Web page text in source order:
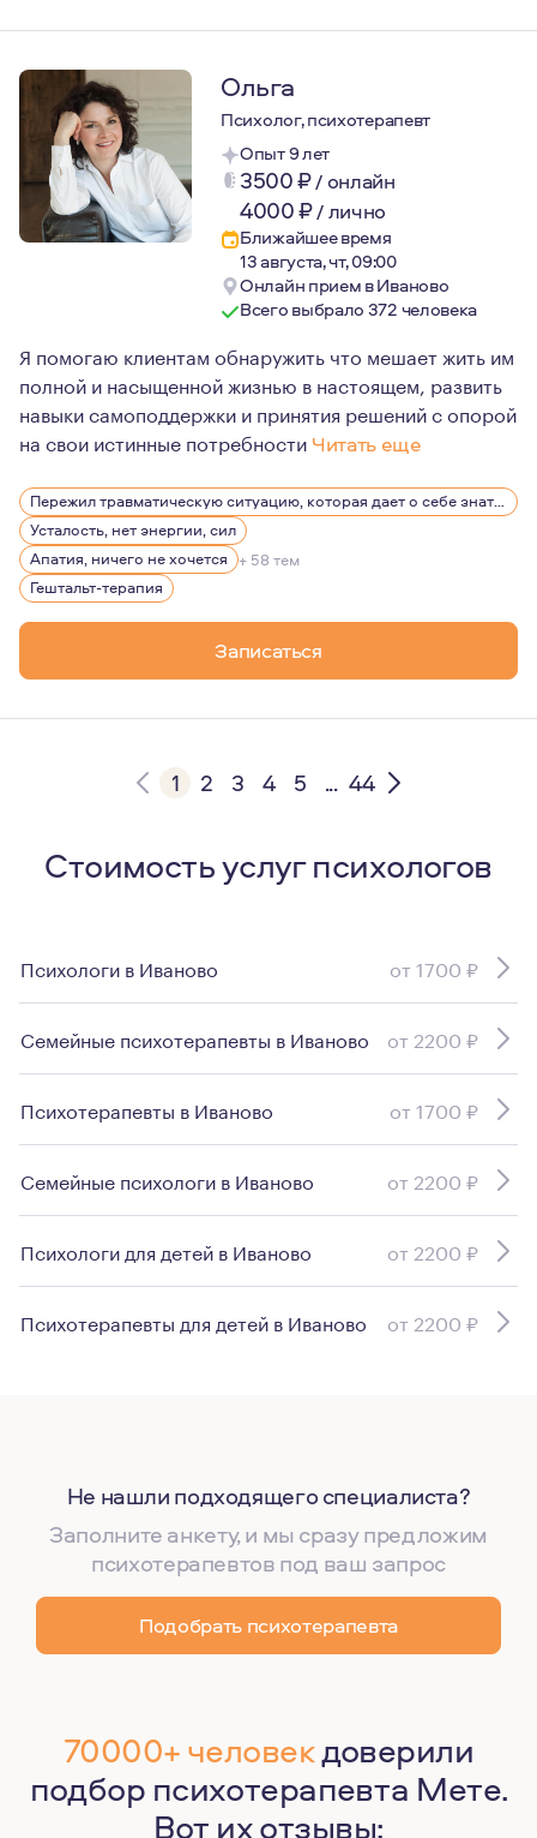
Ольга
Психолог, психотерапевт
Опыт 9 лет
3500₽/ онлайн
4000₽/лично
Ближайшее время
13 августа, чт, 09:00
Онлайн прием в Иваново
Всего выбрало 372 человека
Я помогаю клиентам обнаружить что мешает жить им
полной и насыщенной жизнью в настоящем, развить
навыки самоподдержки и принятия решений с опорой
на свои истинные потребности Читать еще
Интерес к психологии у меня был всегда сколько я
Психотерапия для меня - бесконечный источник
Пережил травматическую ситуацию, которая дает о себе знать, беспокоит, вызывает эмоции
Усталость, нет энергии, сил
Апатия, ничего не хочется + 58 тем
Гештальт-терапия
Записаться
1 2 3 4 5 ... 44
Стоимость услуг психологов
Психологи в Иваново от 1700 ₽
Семейные психотерапевты в Иваново от 2200 ₽
Психотерапевты в Иваново от 1700 ₽
Семейные психологи в Иваново от 2200 ₽
Психологи для детей в Иваново от 2200 ₽
Психотерапевты для детей в Иваново от 2200 ₽
Не нашли подходящего специалиста?
Заполните анкету, и мы сразу предложим
психотерапевтов под ваш запрос
Подобрать психотерапевта
70000+ человекдоверили
подбор психотерапевта Мете.
Вот их отзывы: